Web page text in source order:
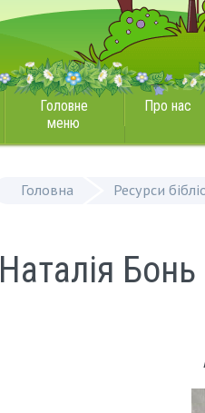
Головне
меню
Про нас
Головна Ресурси
Наталія Бонь